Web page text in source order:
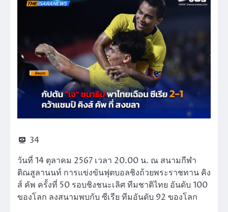
34
วันที่ 14 ตุลาคม 2567 เวลา 20.00 น. ณ สนามกีฬา
ติณสูลานนท์ การแข่งขันฟุตบอลชิงถ้วยพระราชทาน คิง
ส์ คัพ ครั้งที่ 50 รอบชิงชนะเลิศ ทีมชาติไทย อันดับ 100
ของโลก ลงสนามพบกับ ซีเรีย ทีมอันดับ 92 ของโลก